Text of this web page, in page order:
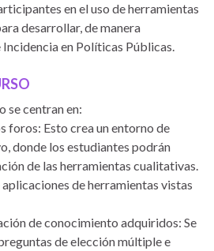
en el uso de herramientas
desarrollar, de manera
en Políticas Públicas.
se centran en:
foros: Esto crea un entorno de
donde los estudiantes podrán
de las herramientas cualitativas.
de herramientas vistas
de conocimiento adquiridos: Se
de elección múltiple e